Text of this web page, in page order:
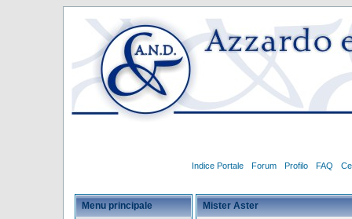
Indice Portale Forum Profilo FAQ
Menu principale Mister Aster